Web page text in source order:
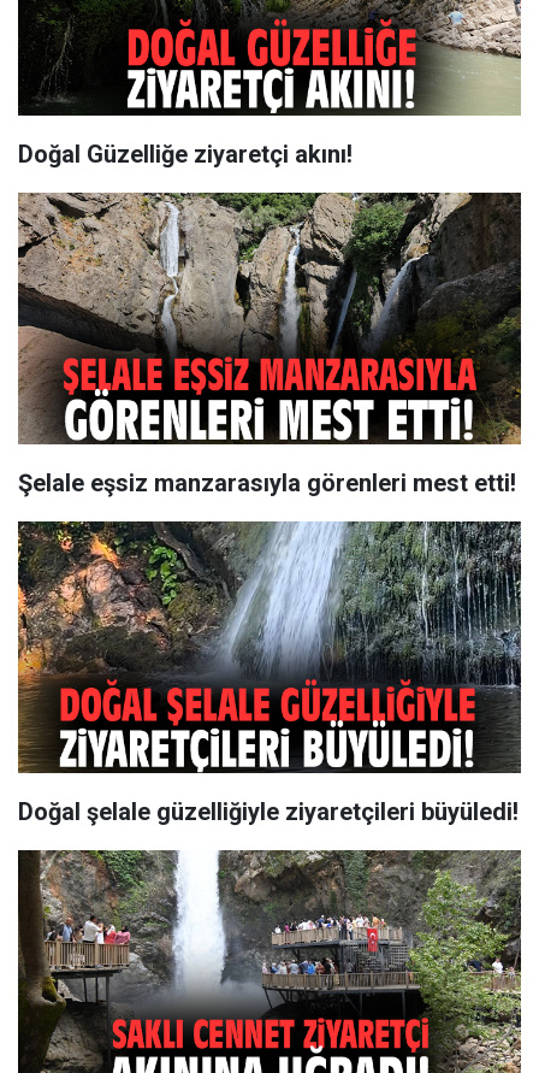
Doğal Güzelliğe ziyaretçi akını!
Şelale eşsiz manzarasıyla görenleri mest etti!
Doğal şelale güzelliğiyle ziyaretçileri büyüledi!